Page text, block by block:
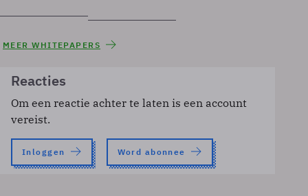
MEER WHITEPAPERS
Reacties
Om een reactie achter te laten is een account
vereist.
Inloggen Word abonnee